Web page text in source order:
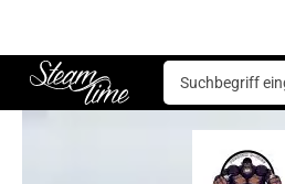
Steam time
Basen & Aromen Aromen MaZa